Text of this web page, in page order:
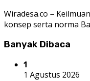
Wiradesa.co –
konsep serta norma
Banyak Dibaca
1
1 Agustus 2026